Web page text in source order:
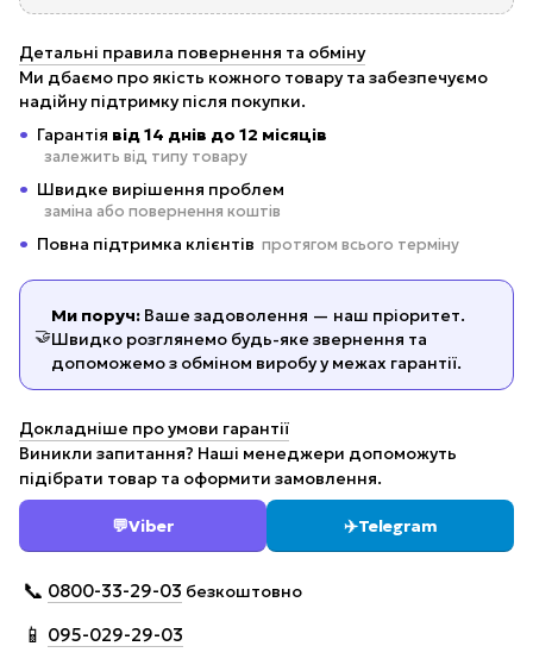
Детальні правила повернення та обміну
Ми дбаємо про якість кожного товару та забезпечуємо
надійну підтримку після покупки.
Гарантія від 14 днів до 12 місяців
залежить від типу товару
Швидке вирішення проблем
заміна або повернення коштів
Повна підтримка клієнтів протягом всього терміну
🤝
Ми поруч: Ваше задоволення — наш пріоритет.
Швидко розглянемо будь-яке звернення та
допоможемо з обміном виробу у межах гарантії.
Докладніше про умови гарантії
Виникли запитання? Наші менеджери допоможуть
підібрати товар та оформити замовлення.
💬Viber ✈️Telegram
📞 0800-33-29-03 безкоштовно
📱 095-029-29-03